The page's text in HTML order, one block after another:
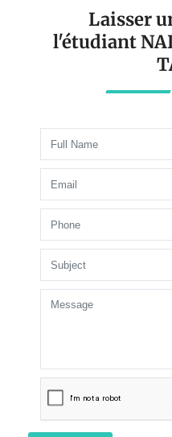
Laisser
l'étudiant